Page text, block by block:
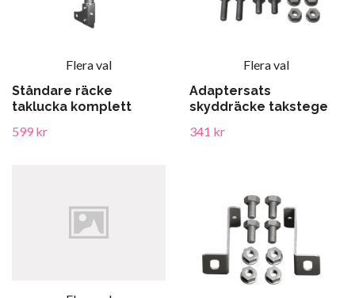
Flera val
Ståndare räcke
taklucka komplett
599 kr
Flera val
Adaptersats
skyddräcke takstege
341 kr